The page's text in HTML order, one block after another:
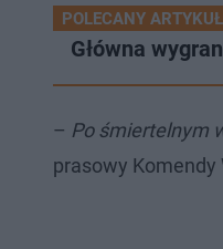
POLECANY
Główna
– Po śmiertelnym
prasowy Komendy